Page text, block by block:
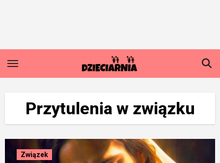
Przytulenia w związku
Związek